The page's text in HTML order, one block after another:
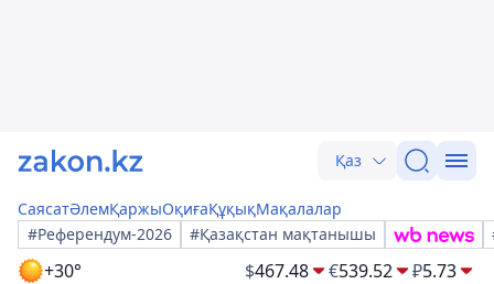
Қаз
СаясатӘлемҚаржыОқиғаҚұқықМақалалар
#Референдум-2026
#Қазақстан мақтанышы
+30° $467.48 €539.52 ₽5.73